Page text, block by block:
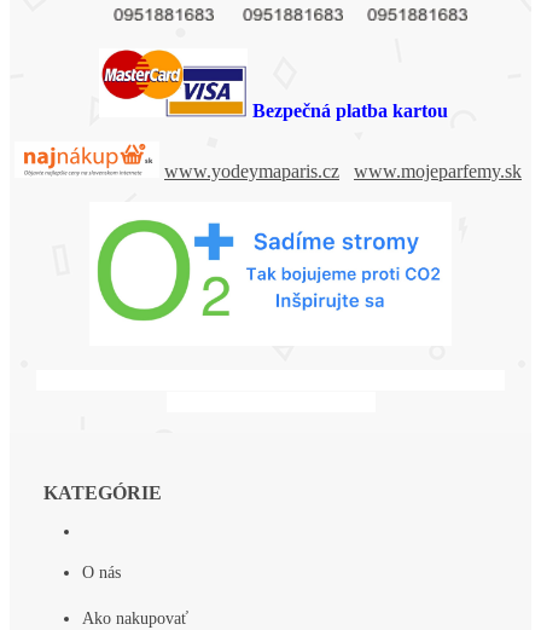
Bezpečná platba kartou
www.yodeymaparis.cz www.mojeparfemy.sk
KATEGÓRIE
O nás
Ako nakupovať